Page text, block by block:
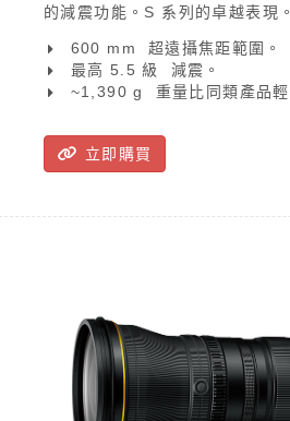
的減震功能。S 系列的卓越表現
鏡頭是為拍攝真摰的歡欣情感而
景象的最佳伴侶。
600 mm  超遠攝焦距範圍。
最高 5.5 級  減震。
~1,390 g  重量比同類產品輕
立即購買